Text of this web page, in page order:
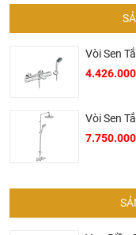
Tại Khali Nguyễn,
Cam kết 100%
Sản phẩm được
Vòi Sen
Vòi Sen